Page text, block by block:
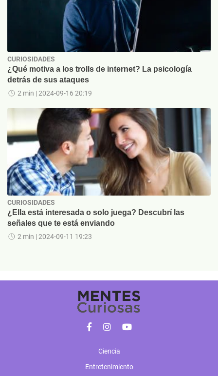
CURIOSIDADES
¿Qué motiva a los trolls de internet? La psicología
detrás de sus ataques
2 min | 2024-09-16 20:19
CURIOSIDADES
¿Ella está interesada o solo juega? Descubrí las
señales que te está enviando
2 min | 2024-09-11 19:23
Ciencia
Entretenimiento